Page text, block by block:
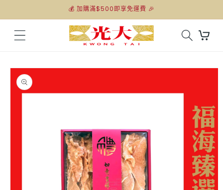
💰 加購滿$500即享免運費 🎉
購
物
略過產
品資訊